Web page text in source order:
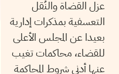
عزل القضاة والنُقل
التعسفية بمذكرات إدارية
بعيدا عن المجلس الأعلى
للقضاء، محاكمات تغيب
عنها أدنى شروط المحاكمة